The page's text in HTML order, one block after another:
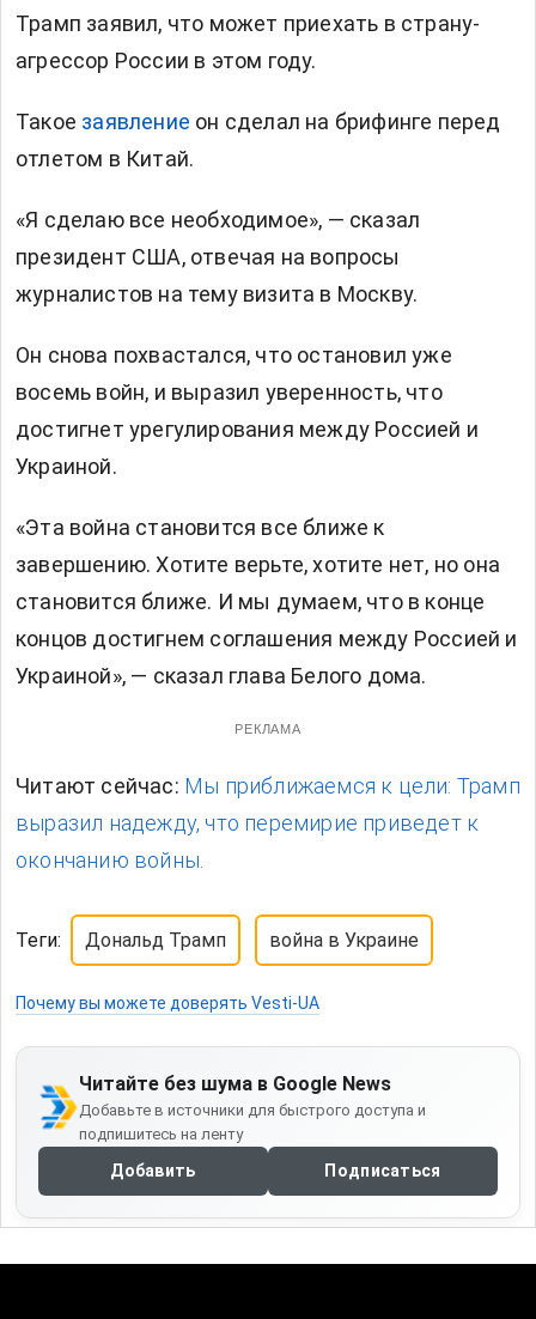
Трамп заявил, что может приехать в страну-
агрессор России в этом году.
Такое заявление он сделал на брифинге перед
отлетом в Китай.
«Я сделаю все необходимое», — сказал
президент США, отвечая на вопросы
журналистов на тему визита в Москву.
Он снова похвастался, что остановил уже
восемь войн, и выразил уверенность, что
достигнет урегулирования между Россией и
Украиной.
«Эта война становится все ближе к
завершению. Хотите верьте, хотите нет, но она
становится ближе. И мы думаем, что в конце
концов достигнем соглашения между Россией и
Украиной», — сказал глава Белого дома.
РЕКЛАМА
Читают сейчас: Мы приближаемся к цели: Трамп
выразил надежду, что перемирие приведет к
окончанию войны.
Теги: Дональд Трамп война в Украине
Почему вы можете доверять Vesti-UA
Читайте без шума в Google News
Добавьте в источники для быстрого доступа и
подпишитесь на ленту
Добавить Подписаться